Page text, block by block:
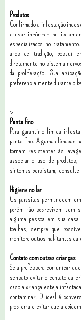
Produtos
Confirmado a infestação
causar incômodo ou
especializados no
anos de tradição, possui
diretamente no sistema
da proliferação. Sua
preferencialmente durante o
>
Pente fino
Para garantir o fim da
pente fino. Algumas lêndeas
tornam resistentes às
associar o uso de
sintomas persistam, consulte
Higiene no lar
Os parasitas permanecem
porém não sobrevivem sem
alguma pessoa em sua
toalhas, sempre que
monitore outros habitantes da
Contato com outras crianças
Se a professora comunicar
sensato evitar o contato da
caso a criança esteja
contaminar. O ideal é
problema e evitar que a